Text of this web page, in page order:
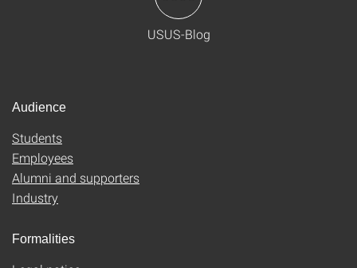
USUS-Blog
Audience
Students
Employees
Alumni and supporters
Industry
Formalities